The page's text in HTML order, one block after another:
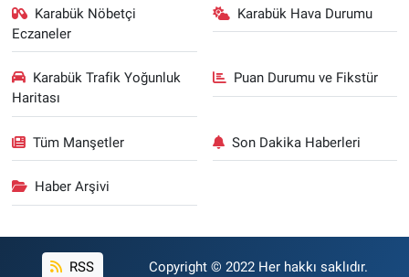
Karabük Nöbetçi
Eczaneler
Karabük Hava Durumu
Karabük Trafik Yoğunluk
Haritası
Puan Durumu ve Fikstür
Tüm Manşetler Son Dakika Haberleri
Haber Arşivi
RSS Copyright © 2022 Her hakkı saklıdır.